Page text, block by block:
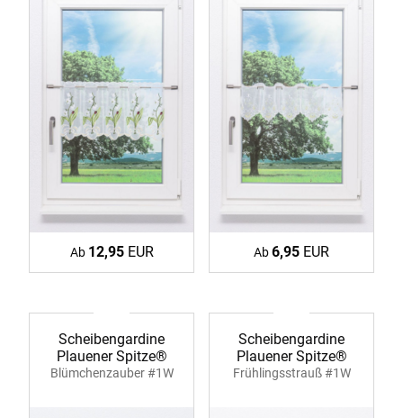
Ab 12,95EUR Ab6,95 EUR
Scheibengardine
Plauener Spitze®
Blümchenzauber #1W
Scheibengardine
Plauener Spitze®
Frühlingsstrauß #1W